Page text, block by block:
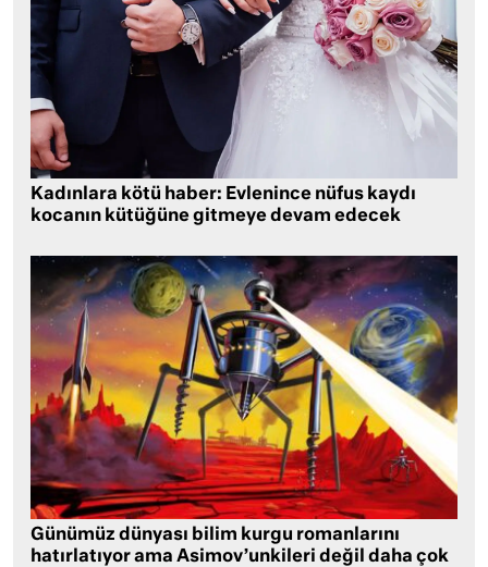
Kadınlara kötü haber: Evlenince nüfus kaydı
kocanın kütüğüne gitmeye devam edecek
Günümüz dünyası bilim kurgu romanlarını
hatırlatıyor ama Asimov’unkileri değil daha çok